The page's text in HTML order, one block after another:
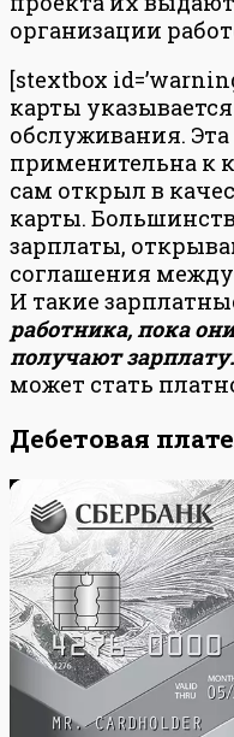
организации
[stextbox
карты
обслуживания.
применительна к
сам открыл в
карты.
зарплаты,
соглашения
И такие
работника, пока
получают зарплату.
может стать
Дебетовая